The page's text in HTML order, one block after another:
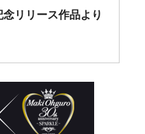
リリース作品より